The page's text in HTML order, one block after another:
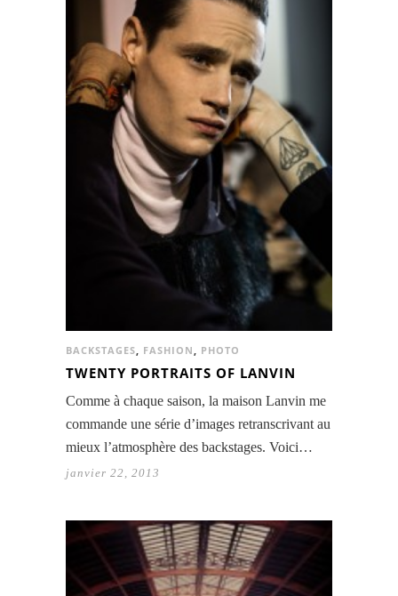
BACKSTAGES FASHION PHOTO
TWENTY PORTRAITS OF LANVIN
Comme à chaque saison, la maison Lanvin me
commande une série d’images retranscrivant au
mieux l’atmosphère des backstages. Voici…
janvier 22, 2013